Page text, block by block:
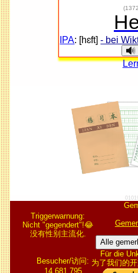
IPA: [hɛft] - bei
Triggerwarnung:
Nicht "gegendert"!😂
没有性别主流化.
Alle
Besucher/访问:
14.681.795
Für die
为了我们的